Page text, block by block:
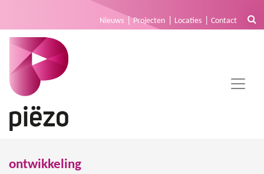
Nieuws Projecten Locaties Contact
ontwikkeling